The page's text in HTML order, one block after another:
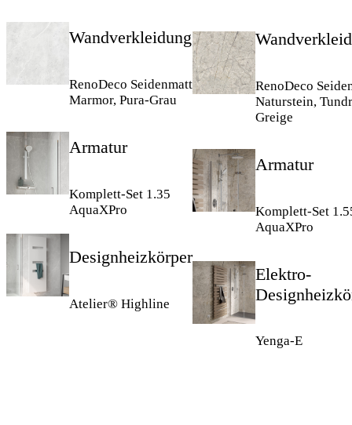
Wandverkleidung
RenoDeco Seidenmatt
Marmor, Pura-Grau
Armatur
Komplett-Set 1.35
AquaXPro
Designheizkörper
Atelier® Highline
RenoDeco
Naturstein,
Greige
Armatur
Komplett-Set
AquaXPro
Elektro-
Yenga-E